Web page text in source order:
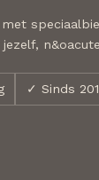
✓ Sinds